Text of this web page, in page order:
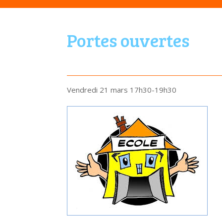
Portes ouvertes
Vendredi 21 mars 17h30-19h30